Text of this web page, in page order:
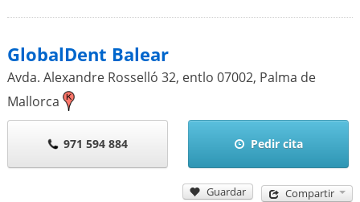
GlobalDent Balear
Avda. Alexandre Rosselló 32, entlo 07002, Palma de
Mallorca
971 594 884 Pedir cita
Guardar Compartir